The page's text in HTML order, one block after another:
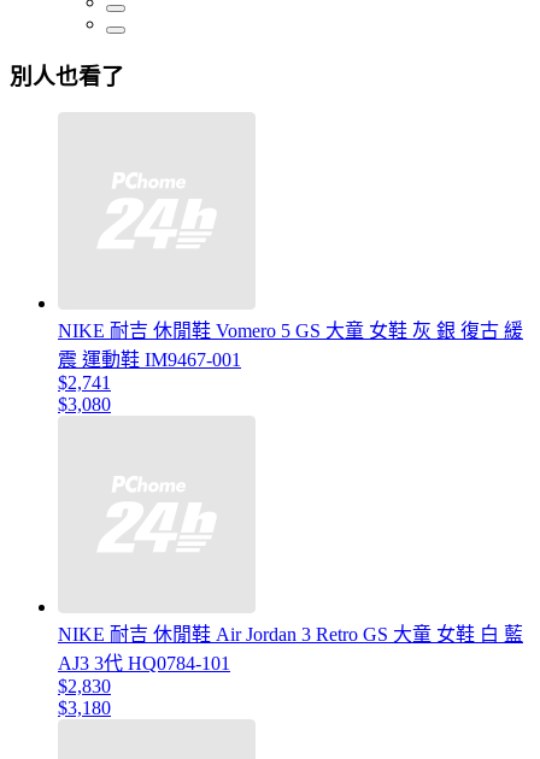
別人也看了
NIKE 耐吉 休閒鞋 Vomero 5 GS 大童 女鞋 灰 銀 復古 緩
震 運動鞋 IM9467-001
$2,741
$3,080
NIKE 耐吉 休閒鞋 Air Jordan 3 Retro GS 大童 女鞋 白 藍
AJ3 3代 HQ0784-101
$2,830
$3,180